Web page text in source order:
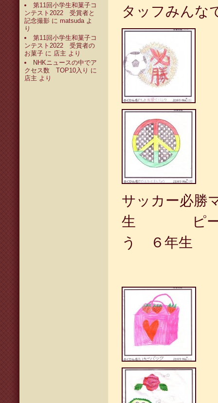
第11回小学生和菓子コ
ンテスト2022 受賞者と
記念撮影 に matsudaよ
り
第11回小学生和菓子コ
ンテスト2022 受賞者の
お菓子 に 店主 より
NHKニュースの中でア
クセス数 TOP10入り に
店主 より
タッフみんな
サッカー必勝
生 ピース
う ６年生